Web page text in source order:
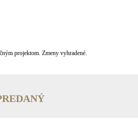
projektom. Zmeny vyhradené.